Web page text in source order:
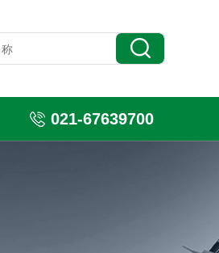
021-67639700